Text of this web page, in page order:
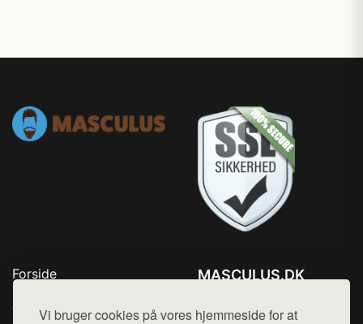
Vi bruger cookies på vores hjemmeside for at
Forside
Top Rabatter
MASCULUS.DK